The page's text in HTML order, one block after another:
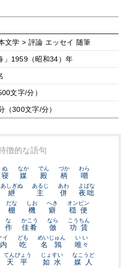
文学 > 評論 エッセイ 随筆
」1959（昭和34）年
文字/分）
（300文字/分）
徴的な語句
寝
ぬ
媒
なか
殿
でん
柄
づか
嘲
わら
紲
あしぎぬ
主
あるじ
併
あわ
夜咄
よばな
棚
だな
機
しお
癖
へき
穏便
オンビン
作
な
佳肴
かこう
倣
なら
功賃
こうちん
イ
吃
ども
名鶉
めいじゅん
唯々
いい
天平
てんぴょう
如水
じょすい
媒人
なこうど